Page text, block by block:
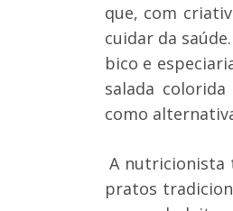
que, com
cuidar da
bico e
salada
como
A nutricionista
pratos